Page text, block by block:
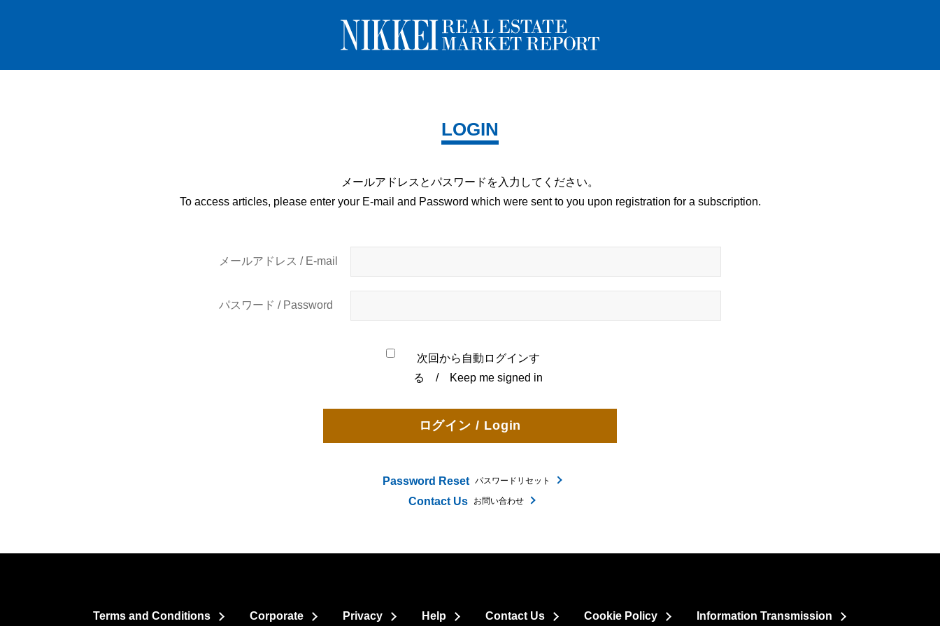
LOGIN
メールアドレスとパスワードを 入力してください。
To access articles, please enter your E-mail and Password which were sent to you upon registration for a subscription.
メールアドレス / E-mail
パスワード / Password
次回から自動ログインす
る / Keep me signed in
Password Reset パスワードリセット
Contact Us お問い合わせ
Terms and Conditions Corporate Privacy Help Contact Us Cookie Policy Information Transmission